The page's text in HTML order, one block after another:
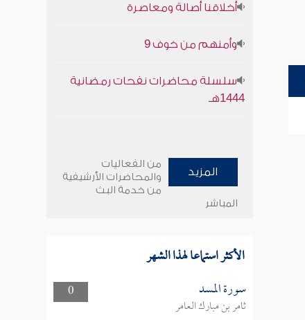
أخلاقنا أصالة ومعاصرة
وأمنهم من خوف 9
سلسلة محاضرات نفحات رمضانية
1444هـ
المزيد
من الفعاليات
والمحاضرات الأرشيفية
من خدمة البث
المباشر
الأكثر استماعا لهذا الشهر
0 سورة المسد
ثامر بن مبارك العامر